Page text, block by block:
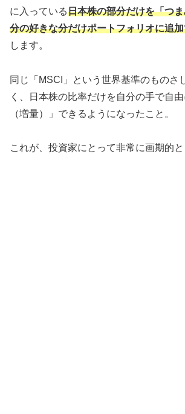
に入っている日本株の部分だけを「つ
分の好きな分だけポートフォリオに追
します。
同じ「MSCI」という世界基準のものさ
く、日本株の比率だけを自分の手で自
（増量）」できるようになったこと。
これが、投資家にとって非常に画期的と